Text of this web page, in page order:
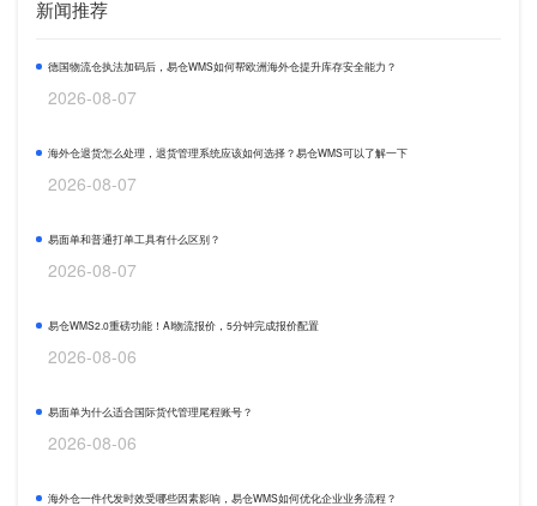
新闻推荐
德国物流仓执法加码后，易仓WMS如何帮欧洲海外仓提升库存安全能力？
2026-08-07
海外仓退货怎么处理，退货管理系统应该如何选择？易仓WMS可以了解一下
2026-08-07
易面单和普通打单工具有什么区别？
2026-08-07
易仓WMS2.0重磅功能！AI物流报价，5分钟完成报价配置
2026-08-06
易面单为什么适合国际货代管理尾程账号？
2026-08-06
海外仓一件代发时效受哪些因素影响，易仓WMS如何优化企业业务流程？